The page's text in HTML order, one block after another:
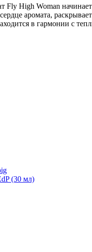
High Woman
аромата,
в гармонии с
(30 мл)